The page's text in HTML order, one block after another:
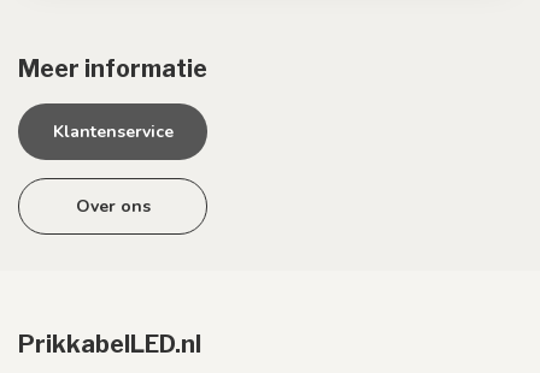
Meer informatie
Klantenservice
Over ons
PrikkabelLED.nl